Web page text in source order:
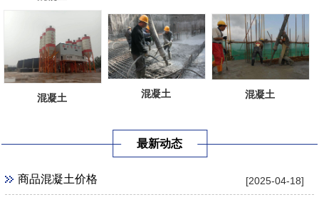
混凝土 混凝土 混凝土
最新动态
[2025-04-18]
商品混凝土价格